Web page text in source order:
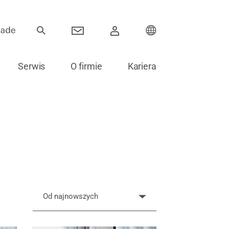
Akcesoria do szklenia
Części zamienne do drzwi
Serwis O firmie Kariera
Od najnowszych